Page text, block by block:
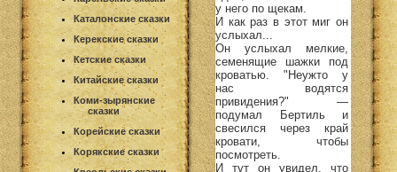
Каталонские сказки
Керекские сказки
Кетские сказки
Китайские сказки
Коми-зырянские
сказки
Корейские сказки
Корякские сказки
у него по щекам.
И как раз в этот миг он
услыхал...
Он услыхал мелкие,
семенящие шажки под
кроватью. "Неужто у
нас водятся
привидения?" —
подумал Бертиль и
свесился через край
кровати, чтобы
посмотреть.
И тут он увидел, что